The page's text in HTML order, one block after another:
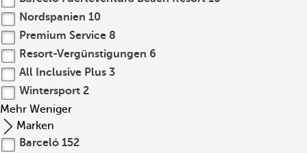
Nordspanien 10
Premium Service 8
Resort-Vergünstigungen 6
All Inclusive Plus 3
Wintersport 2
Mehr Weniger
Marken
Barceló 152